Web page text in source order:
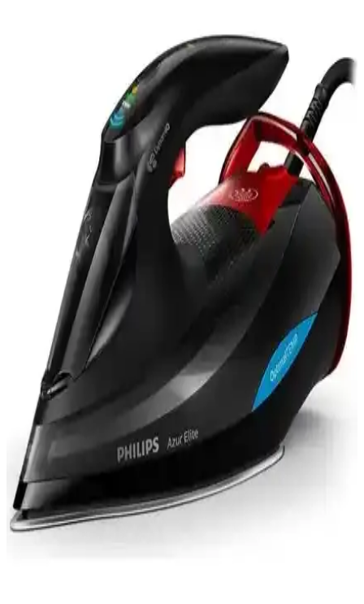
Rowenger NB301 Mini Seyahat Ütüsü: Hafif ve
Etkili Seyahat Aksesuarı
Rowenger NB301 mini seyahat ütüsü, hafifliği ve etkili
performansıyla seyahatlerde kolay kullanım sağlar. Seramik tabanı,
hızlı ısınma ve buhar çıkışıyla kırışıklıkları giderir, güvenlik
özellikleriyle öne çıkar.
Kiwi Ksı 6316 Seyahat Ütüsü: Hafif ve Pratik
Tasarımıyla Etkili Ütüleme Çözümü
Kiwi Ksı 6316 seyahat ütüsü, hafifliği, katlanabilir tasarımı ve hızlı
ısınma özelliğiyle seyahatlerde ideal. Buhar ayarı ve dayanıklı çelik
tabanıyla kullanımı kolay ve etkili ütüleme sağlar.
Tefal GV9230 Pro Express Protect Ütü Modeli
Hakkında Teknik Bilgi ve Arama Sonuçları
Tefal GV9230 Pro Express Protect ütü modeli hakkında arama
sonuçlarında teknik bilgi ve kullanıcı yorumları bulunmamaktadır.
Detaylı bilgi için resmi kaynaklara başvurulması önerilir.
PiranTech CB-107C Buharlı Temizlik Makinası
Yedek Aparat Seti İncelemesi ve Kullanım Rehberi
PiranTech CB-107C yedek aparat seti, buharlı temizlik
makineleriyle uyumlu, yüksek performanslı ve kullanışlı temizlik
aksesuarları sunar. Dayanıklı malzeme ve pratik kullanım
avantajlarıyla öne çıkar.
Philips Azur GC4850/22 Buharlı Ütü Özellikleri ve